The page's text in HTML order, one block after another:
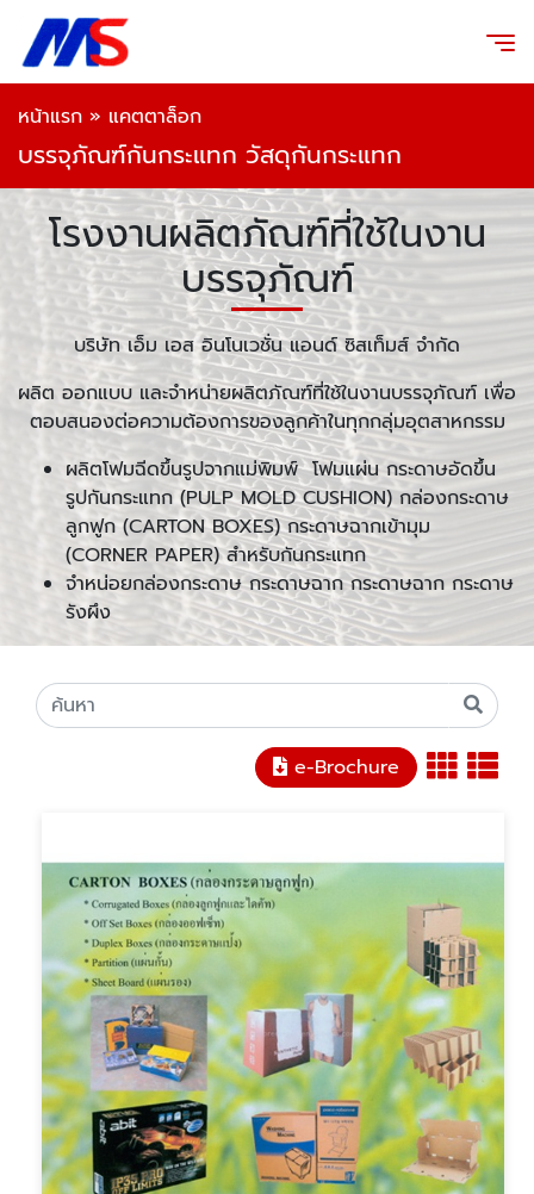
หน้าแรก » แคตตาล็อก
บรรจุภัณฑ์กันกระแทก วัสดุกันกระแทก
โรงงานผลิตภัณฑ์ที่ใช้ในงาน
บรรจุภัณฑ์
บริษัท เอ็ม เอส อินโนเวชั่น แอนด์ ซิสเท็มส์ จำกัด
ผลิต ออกแบบ และจำหน่ายผลิตภัณฑ์ที่ใช้ในงานบรรจุภัณฑ์ เพื่อ
ตอบสนองต่อความต้องการของลูกค้าในทุกกลุ่มอุตสาหกรรม
ผลิตโฟมฉีดขึ้นรูปจากแม่พิมพ์ โฟมแผ่น กระดาษอัดขึ้น
รูปกันกระแทก (PULP MOLD CUSHION) กล่องกระดาษ
ลูกฟูก (CARTON BOXES) กระดาษฉากเข้ามุม
(CORNER PAPER) สำหรับกันกระแทก
จำหน่อยกล่องกระดาษ กระดาษฉาก กระดาษฉาก กระดาษ
รังผึง
e-Brochure